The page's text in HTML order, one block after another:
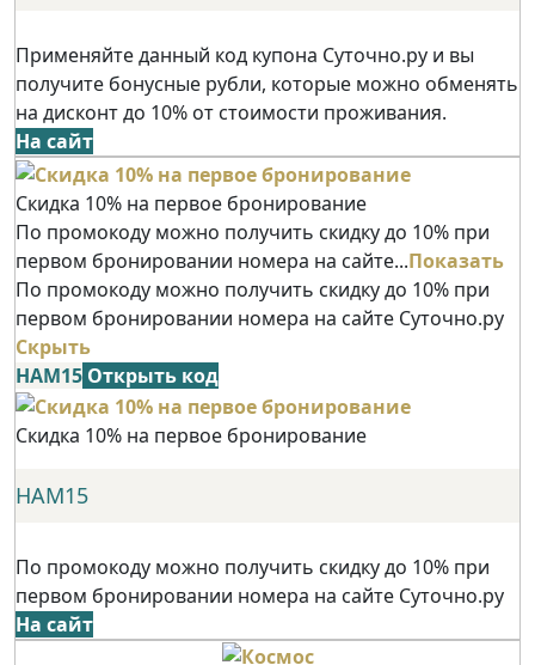
Применяйте данный код купона Суточно.ру и вы
получите бонусные рубли, которые можно обменять
на дисконт до 10% от стоимости проживания.
На сайт
Скидка 10% на первое бронирование
По промокоду можно получить скидку до 10% при
первом бронировании номера на сайте...Показать
По промокоду можно получить скидку до 10% при
первом бронировании номера на сайте Суточно.ру
Скрыть
НАМ15 Открыть код
Скидка 10% на первое бронирование
НАМ15
По промокоду можно получить скидку до 10% при
первом бронировании номера на сайте Суточно.ру
На сайт